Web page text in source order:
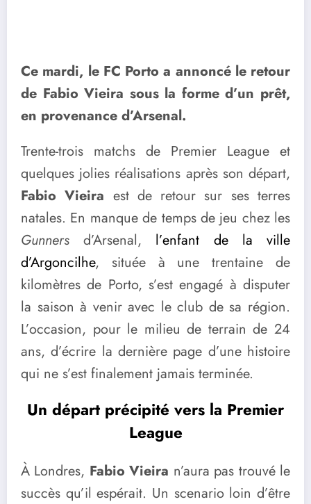
Ce mardi, le FC Porto a annoncé le retour
de Fabio Vieira sous la forme d’un prêt,
en provenance d’Arsenal.
Trente-trois matchs de Premier League et
quelques jolies réalisations après son départ,
Fabio Vieira est de retour sur ses terres
natales. En manque de temps de jeu chez les
Gunners d’Arsenal, l’enfant de la ville
d’Argoncilhe, située à une trentaine de
kilomètres de Porto, s’est engagé à disputer
la saison à venir avec le club de sa région.
L’occasion, pour le milieu de terrain de 24
ans, d’écrire la dernière page d’une histoire
qui ne s’est finalement jamais terminée.
Un départ précipité vers la Premier
League
À Londres, Fabio Vieira n’aura pas trouvé le
succès qu’il espérait. Un scenario loin d’être